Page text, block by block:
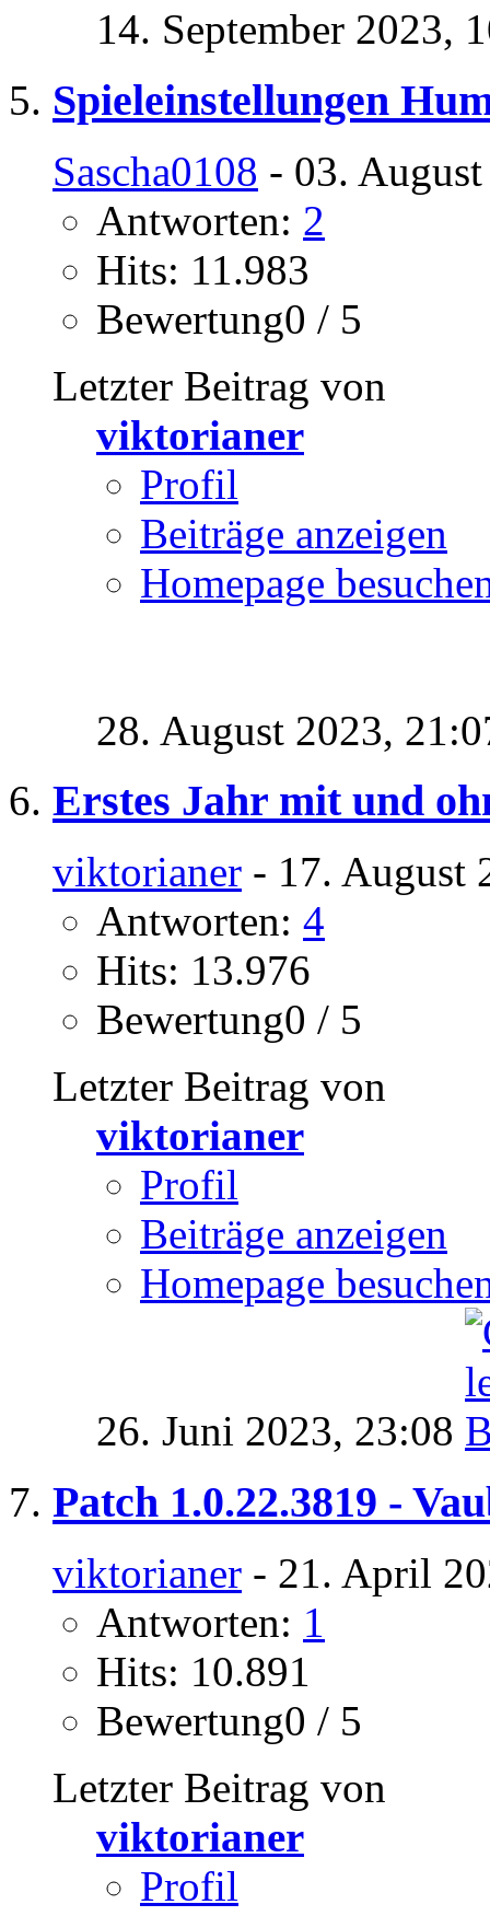
14. September 2023,
Spieleinstellungen
Sascha0108 - 03.
Antworten: 2
Hits: 11.983
Bewertung0 / 5
Letzter Beitrag von
viktorianer
Profil
Beiträge anzeigen
Homepage
28. August 2023,
Erstes Jahr mit und
viktorianer - 17. August
Antworten: 4
Hits: 13.976
Bewertung0 / 5
Letzter Beitrag von
viktorianer
Profil
Beiträge anzeigen
Homepage
26. Juni 2023, 23:08
Patch 1.0.22.3819 -
viktorianer - 21. April
Antworten: 1
Hits: 10.891
Bewertung0 / 5
Letzter Beitrag von
viktorianer
Profil